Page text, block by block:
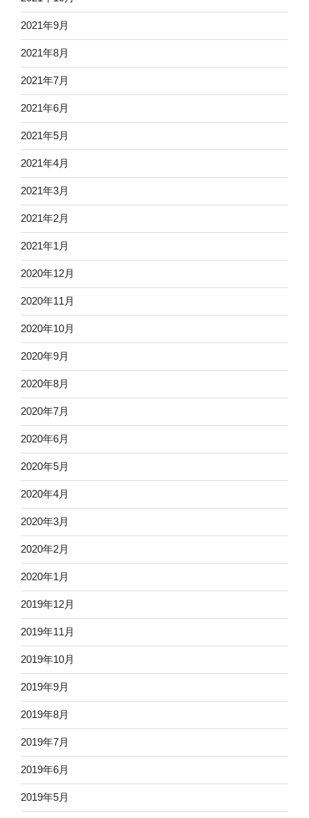
2021年9月
2021年8月
2021年7月
2021年6月
2021年5月
2021年4月
2021年3月
2021年2月
2021年1月
2020年12月
2020年11月
2020年10月
2020年9月
2020年8月
2020年7月
2020年6月
2020年5月
2020年4月
2020年3月
2020年2月
2020年1月
2019年12月
2019年11月
2019年10月
2019年9月
2019年8月
2019年7月
2019年6月
2019年5月